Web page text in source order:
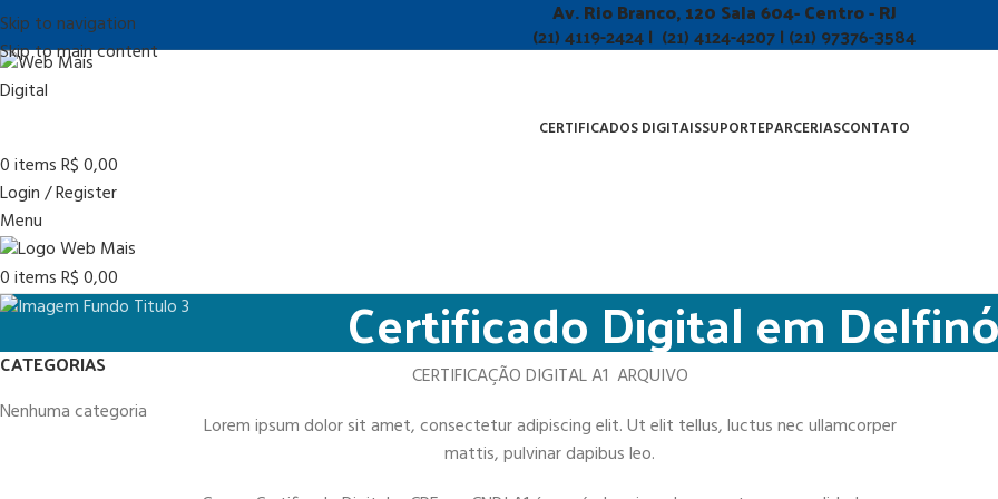
Skip to navigation
Skip to main content
Av. Rio Branco, 120 Sala 604- Centro - RJ
(21) 4119-2424 | (21) 4124-4207 | (21) 97376-3584
CERTIFICADOS DIGITAISSUPORTEPARCERIASCONTATO
0itemsR$0,00
Login / Register
Menu
0itemsR$0,00 Certificado Digital em
CATEGORIAS
Nenhuma categoria
CERTIFICAÇÃO DIGITAL A1 ARQUIVO
Lorem ipsum dolor sit amet, consectetur adipiscing elit. Ut elit tellus, luctus nec ullamcorper
mattis, pulvinar dapibus leo.